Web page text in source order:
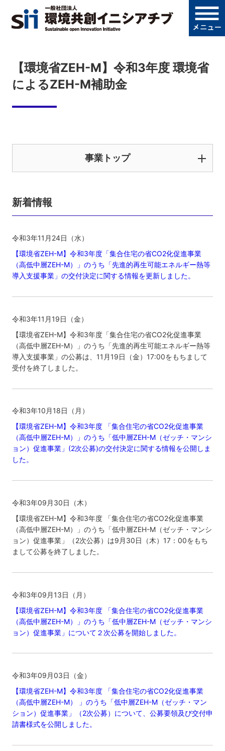
【環境省ZEH-M】令和3年度 環境省
によるZEH-M補助金
事業トップ
新着情報
令和3年11月24日（水）
【環境省ZEH-M】令和3年度「集合住宅の省CO2化促進事業
（高低中層ZEH-M）」のうち「先進的再生可能エネルギー熱等
導入支援事業」の交付決定に関する情報を更新しました。
令和3年11月19日（金）
【環境省ZEH-M】令和3年度「集合住宅の省CO2化促進事業
（高低中層ZEH-M）」のうち「先進的再生可能エネルギー熱等
導入支援事業」の公募は、11月19日（金）17:00をもちまして
受付を終了しました。
令和3年10月18日（月）
【環境省ZEH-M】令和3年度 「集合住宅の省CO2化促進事業
（高低中層ZEH-M）」のうち「低中層ZEH-M（ゼッチ・マンシ
ョン）促進事業」(2次公募)の交付決定に関する情報を公開しま
した。
令和3年09月30日（木）
【環境省ZEH-M】令和3年度 「集合住宅の省CO2化促進事業
（高低中層ZEH-M）」のうち「低中層ZEH-M（ゼッチ・マンシ
ョン）促進事業」（2次公募）は9月30日（木）17：00をもち
まして公募を終了しました。
令和3年09月13日（月）
【環境省ZEH-M】令和3年度 「集合住宅の省CO2化促進事業
（高低中層ZEH-M）」のうち「低中層ZEH-M（ゼッチ・マンシ
ョン）促進事業」について２次公募を開始しました。
令和3年09月03日（金）
【環境省ZEH-M】令和3年度 「集合住宅の省CO2化促進事業
（高低中層ZEH-M） 」のうち「低中層ZEH-M（ゼッチ・マン
ション）促進事業」（2次公募）について、公募要領及び交付申
請書様式を公開しました。